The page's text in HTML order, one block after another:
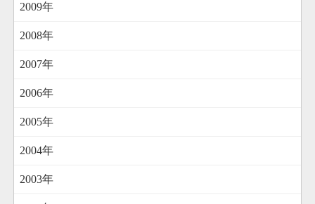
2009年
2008年
2007年
2006年
2005年
2004年
2003年